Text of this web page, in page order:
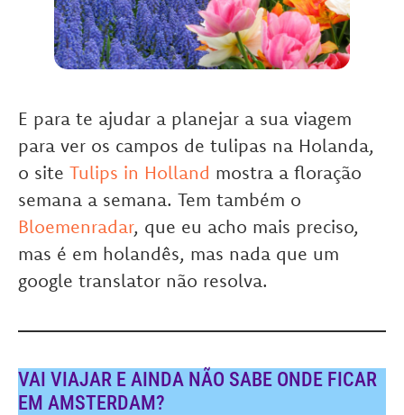
E para te ajudar a planejar a sua viagem
para ver os campos de tulipas na Holanda,
o site Tulips in Holland mostra a floração
semana a semana. Tem também o
Bloemenradar, que eu acho mais preciso,
mas é em holandês, mas nada que um
google translator não resolva.
VAI VIAJAR E AINDA NÃO SABE ONDE FICAR
EM AMSTERDAM?